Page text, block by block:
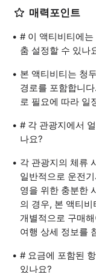
매력포인트
# 이 액티비티에
춤 설정할 수 있나
본 액티비티는 청
경로를 포함합니
로 필요에 따라 일
# 각 관광지에서
나요?
각 관광지의 체류
일반적으로 운전
영을 위한 충분한
의 경우, 본 액티
개별적으로 구매
여행 상세 정보를
# 요금에 포함된
있나요?